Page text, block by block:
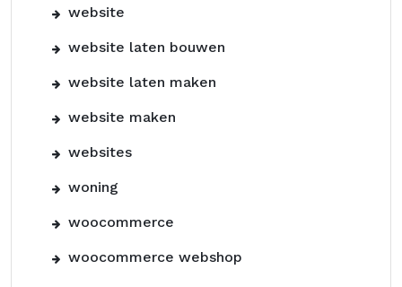
website
website laten bouwen
website laten maken
website maken
websites
woning
woocommerce
woocommerce webshop